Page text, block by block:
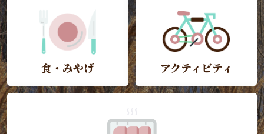
食・みやげ アクティビティ